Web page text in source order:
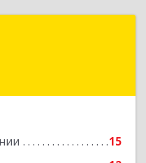
15
Лобня г, Чехова ул,